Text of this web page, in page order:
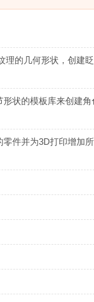
理的几何形状，创建
状的模板库来创建角
件并为3D打印增加